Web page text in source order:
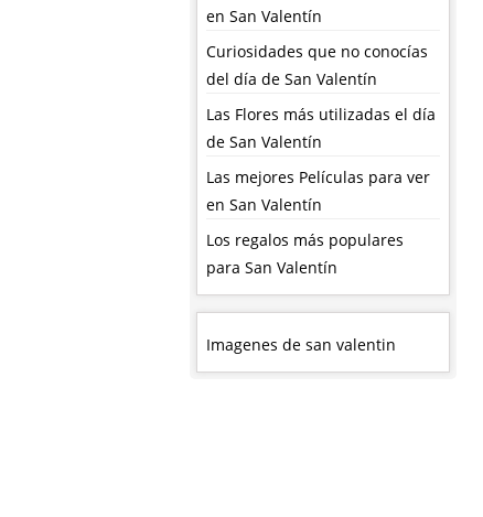
en San Valentín
Curiosidades que no conocías
del día de San Valentín
Las Flores más utilizadas el día
de San Valentín
Las mejores Películas para ver
en San Valentín
Los regalos más populares
para San Valentín
Imagenes de san valentin